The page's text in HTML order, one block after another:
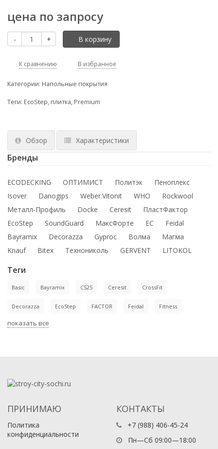
цена по запросу
- + В корзину
К сравнению В избранное
Категории: Напольные покрытия
Теги: EcoStep, плитка, Premium
Обзор Характеристики
Бренды
ECODECKING ОПТИМИСТ Политэк
Пеноплекс
Isover
Danogips Weber.Vitonit WHO
Rockwool
Металл-Профиль
Docke Ceresit
ПластФактор
EcoStep
SoundGuard МаксФорте ЕС
Feidal
Bayramix
Decorazza Gyproc Волма
Магма
Knauf
Bitex Технониколь GERVENT LITOKOL
Теги
Basic Bayramix CS25 Ceresit CrossFit
Decorazza EcoStep FACTOR Feidal Fitness
показать все
ПРИНИМАЮ
Политика
конфиденциальности
КОНТАКТЫ
+7 (988) 406-45-24
Пн—Сб 09:00—18:00